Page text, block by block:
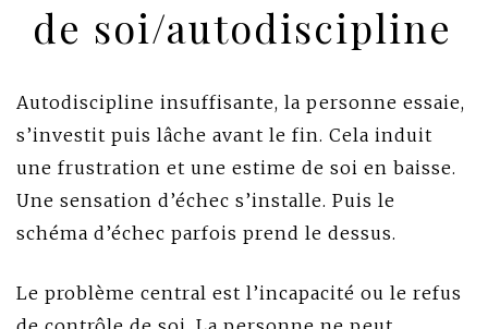
de soi/autodiscipline
Autodiscipline insuffisante, la personne essaie,
s’investit puis lâche avant le fin. Cela induit
une frustration et une estime de soi en baisse.
Une sensation d’échec s’installe. Puis le
schéma d’échec parfois prend le dessus.
Le problème central est l’incapacité ou le refus